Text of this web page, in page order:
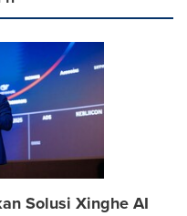
Solusi Xinghe AI